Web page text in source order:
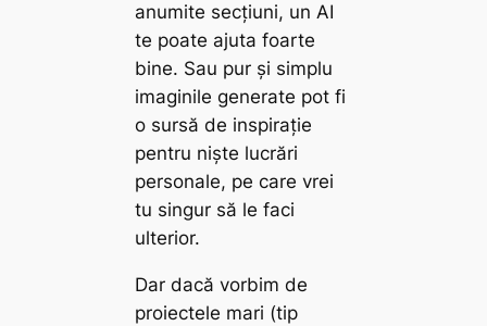
anumite secțiuni, un AI
te poate ajuta foarte
bine. Sau pur și simplu
imaginile generate pot fi
o sursă de inspirație
pentru niște lucrări
personale, pe care vrei
tu singur să le faci
ulterior.
Dar dacă vorbim de
proiectele mari (tip